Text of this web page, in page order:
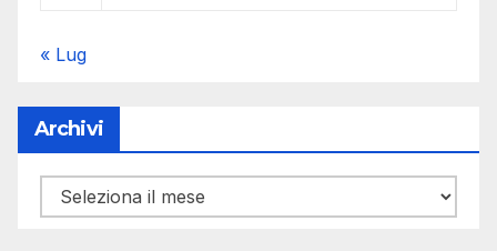
« Lug
Archivi
Archivi